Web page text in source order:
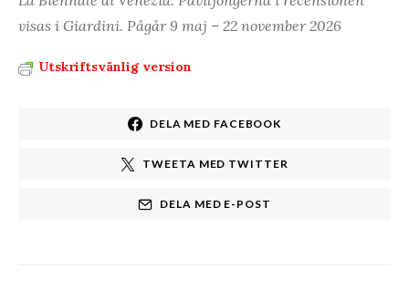
visas i Giardini. Pågår 9 maj – 22 november 2026
Utskriftsvänlig version
DELA MED FACEBOOK
TWEETA MED TWITTER
DELA MED E-POST